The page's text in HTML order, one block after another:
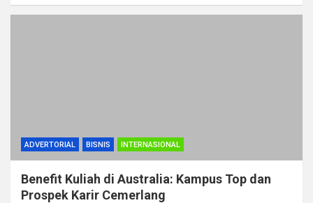
ADVERTORIAL BISNIS INTERNASIONAL
Benefit Kuliah di Australia: Kampus Top dan
Prospek Karir Cemerlang